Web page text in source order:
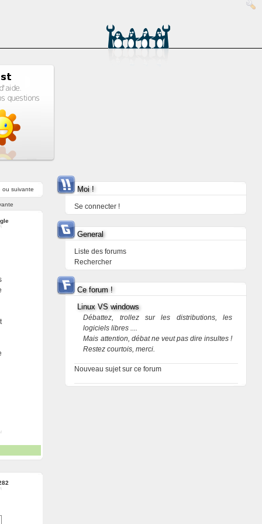
ou suivante Moi !
Se connecter !
General
Liste des forums
Rechercher
Ce forum !
Linux VS windows
Débattez, trollez sur les distributions, les
logiciels libres ....
Mais attention, débat ne veut pas dire insultes !
Restez courtois, merci.
Nouveau sujet sur ce forum